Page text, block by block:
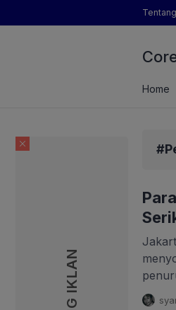
Inikah Sosok Pengamat Pertanian
Home